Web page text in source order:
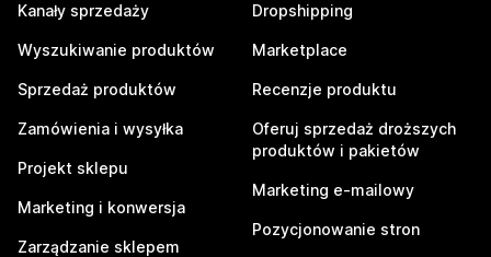
Kanały sprzedaży
Wyszukiwanie produktów
Sprzedaż produktów
Zamówienia i wysyłka
Projekt sklepu
Marketing i konwersja
Zarządzanie sklepem
Dropshipping
Marketplace
Recenzje produktu
Oferuj sprzedaż droższych
produktów i pakietów
Marketing e-mailowy
Pozycjonowanie stron